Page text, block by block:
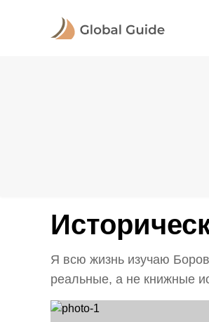
Я всю жизнь изучаю
реальные, а не книжные